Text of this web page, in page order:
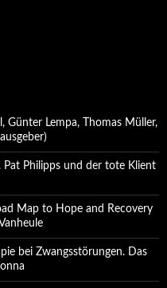
Günter Lempa, Thomas Müller,
Philipps und der tote Klient
Map to Hope and Recovery
bei Zwangsstörungen. Das